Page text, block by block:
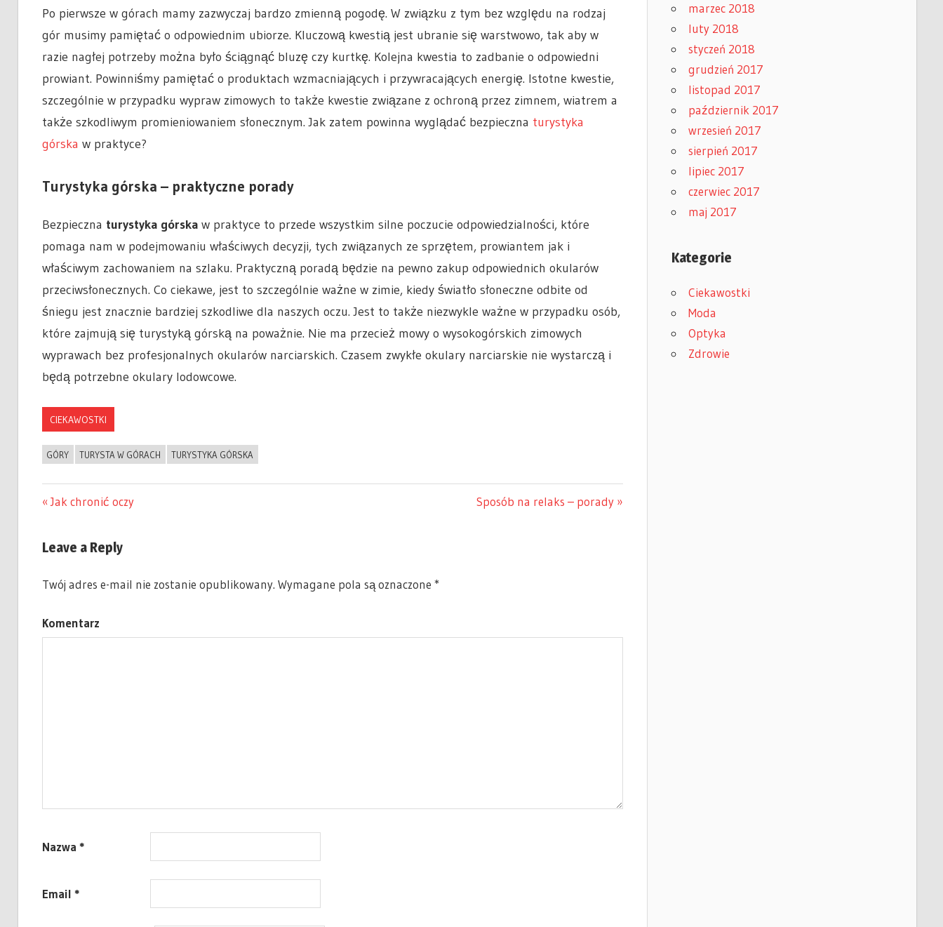
Po pierwsze w górach mamy zazwyczaj bardzo zmienną pogodę. W związku z tym bez względu na rodzaj
gór musimy pamiętać o odpowiednim ubiorze. Kluczową kwestią jest ubranie się warstwowo, tak aby w
razie nagłej potrzeby można było ściągnąć bluzę czy kurtkę. Kolejna kwestia to zadbanie o odpowiedni
prowiant. Powinniśmy pamiętać o produktach wzmacniających i przywracających energię. Istotne kwestie,
szczególnie w przypadku wypraw zimowych to także kwestie związane z ochroną przez zimnem, wiatrem a
także szkodliwym promieniowaniem słonecznym. Jak zatem powinna wyglądać bezpieczna turystyka
górska w praktyce?
Turystyka górska – praktyczne porady
Bezpieczna turystyka górskaw praktyce to przede wszystkim silne poczucie odpowiedzialności, które
pomaga nam w podejmowaniu właściwych decyzji, tych związanych ze sprzętem, prowiantem jak i
właściwym zachowaniem na szlaku. Praktyczną poradą będzie na pewno zakup odpowiednich okularów
przeciwsłonecznych. Co ciekawe, jest to szczególnie ważne w zimie, kiedy światło słoneczne odbite od
śniegu jest znacznie bardziej szkodliwe dla naszych oczu. Jest to także niezwykle ważne w przypadku osób,
które zajmują się turystyką górską na poważnie. Nie ma przecież mowy o wysokogórskich zimowych
wyprawach bez profesjonalnych okularów narciarskich. Czasem zwykłe okulary narciarskie nie wystarczą i
będą potrzebne okulary lodowcowe.
CIEKAWOSTKI
GÓRY TURYSTA W GÓRACH TURYSTYKA GÓRSKA
wpisu
Previous
Jak chronić oczy
Next
Sposób na relaks – porady
Leave a Reply
Twój adres e-mail nie zostanie opublikowany. Wymagane pola są oznaczone *
Komentarz
Nazwa *
Email *
marzec 2018
luty 2018
styczeń 2018
grudzień 2017
listopad 2017
październik 2017
wrzesień 2017
sierpień 2017
lipiec 2017
czerwiec 2017
maj 2017
Kategorie
Ciekawostki
Moda
Optyka
Zdrowie